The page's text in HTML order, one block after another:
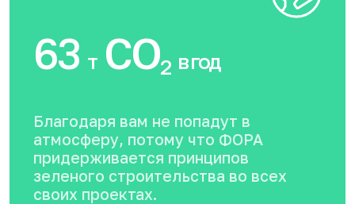
63 тCO2 в год
Благодаря вам не попадут в
атмосферу, потому что ФОРА
придерживается принципов
зеленого строительства во всех
своих проектах.